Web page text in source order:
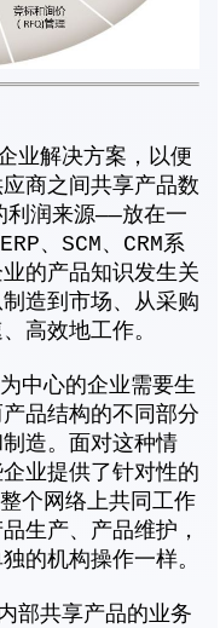
业解决方案，以便
商之间共享产品数
利润来源——放在一
、SCM、CRM系
的产品知识发生关
造到市场、从采购
高效地工作。
中心的企业需要生
品结构的不同部分
造。面对这种情
业提供了针对性的
个网络上共同工作
生产、产品维护，
的机构操作一样。
部共享产品的业务